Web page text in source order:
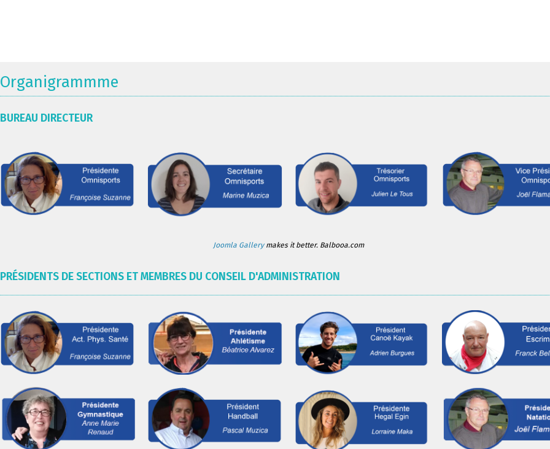
Organigrammme
BUREAU DIRECTEUR
Joomla Gallerymakes it better. Balbooa.com
PRÉSIDENTS DE SECTIONS ET MEMBRES DU CONSEIL D'ADMINISTRATION